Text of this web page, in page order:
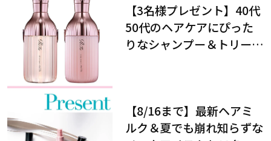
【3名様プレゼント】40代
50代のヘアケアにぴった
りなシャンプー＆トリート
【8/16まで】最新ヘアミ
ルク＆夏でも崩れ知らずな